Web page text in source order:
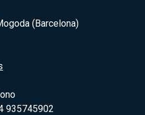
(Barcelona)
935745902